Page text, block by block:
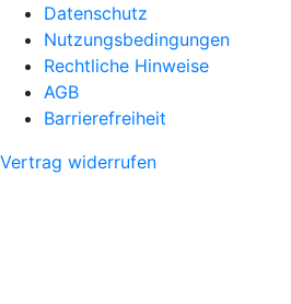
Datenschutz
Nutzungsbedingungen
Rechtliche Hinweise
AGB
Barrierefreiheit
Vertrag widerrufen